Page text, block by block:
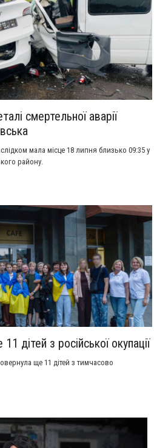
смертельної аварії
мала місце 18 липня близько 09:35 у
району.
дітей з російської окупації
ще 11 дітей з тимчасово